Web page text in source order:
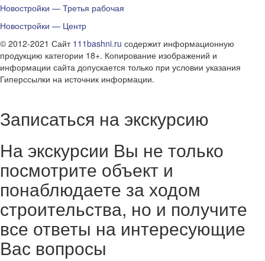
Новостройки — Третья рабочая
Новостройки — Центр
© 2012-2021 Сайт 111bashni.ru содержит информационную
продукцию категории 18+. Копирование изображений и
информации сайта допускается только при условии указания
Гиперссылки на источник информации.
Записаться на экскурсию
На экскурсии Вы не только
посмотрите объект и
понаблюдаете за ходом
строительства, но и получите
все ответы на интересующие
Вас вопросы